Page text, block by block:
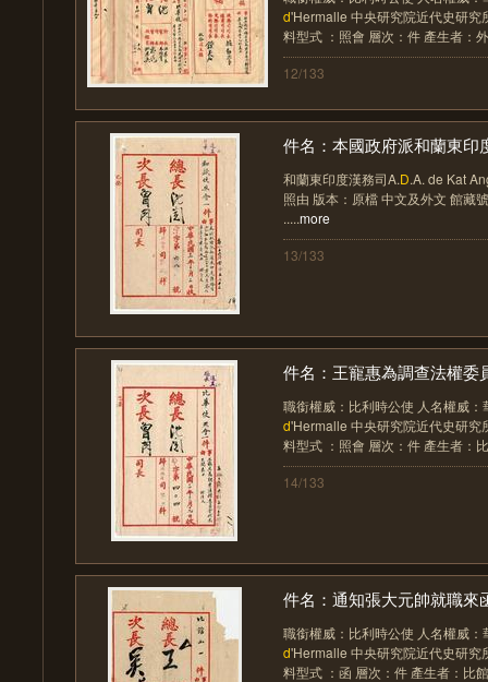
d'Hermalle 中央研究院近代史研究
料型式 ：照會 層次：件 產生者：
12/133
件名：本國政府派和蘭東印
和蘭東印度漢務司A.D.A. de Kat
照由 版本：原檔 中文及外文 館藏
.....more
13/133
件名：王寵惠為調查法權委
職銜權威：比利時公使 人名權威
d'Hermalle 中央研究院近代史研究
料型式 ：照會 層次：件 產生者：
14/133
件名：通知張大元帥就職來
職銜權威：比利時公使 人名權威
d'Hermalle 中央研究院近代史研究
料型式 ：函 層次：件 產生者：比